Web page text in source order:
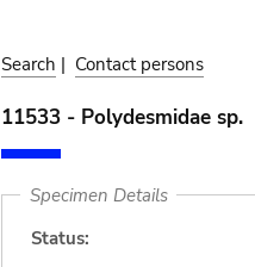
Search | Contact persons
11533 - Polydesmidae sp.
Specimen Details
Status: